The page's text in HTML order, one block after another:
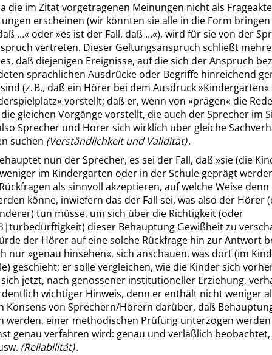
die im Zitat vorgetragenen Meinungen nicht als
erscheinen (wir könnten sie alle in die Form bringen
…« oder»es ist der Fall, daß …«), wird für sie von der
vertreten. Dieser Geltungsanspruch schließt
daß diejenigen Ereignisse, auf die sich der Anspruch
sprachlichen Ausdrücke oder Begriffe hinreichend
(z. B., daß ein Hörer bei dem Ausdruck»Kindergarten«
«vorstellt; daß er, wenn von »prägen«die
gleichen Vorgänge vorstellt, die auch der Sprecher im
Sprecher und Hörer sich wirklich über gleiche
suchen (Verständlichkeit und Validität).
nun der Sprecher, es sei der Fall, daß»sie(die
im Kindergarten oder in der Schule geprägt
als sinnvoll akzeptieren, auf welche Weise denn
könne, inwiefern das der Fall sei, was also der Hörer
tun müsse, um sich über die Richtigkeit (oder
turbedürftigkeit) dieser Behauptung Gewißheit zu
der Hörer auf eine solche Rückfrage hin zur Antwort
nur»genau hinsehen«, sich anschauen, was dort (im
geschieht; er solle vergleichen, wie die Kinder sich
jetzt, nach genossener institutioneller Erziehung,
wichtiger Hinweis, denn er enthält nicht weniger
Konsens von Sprechern/Hörern darüber, daß
werden, einer methodischen Prüfung unterzogen
genau verfahren wird: genau und verläßlich beobachtet,
(Reliabilität).